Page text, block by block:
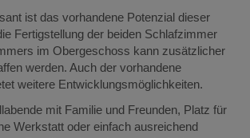
ist das vorhandene Potenzial dieser
Fertigstellung der beiden Schlafzimmer
im Obergeschoss kann zusätzlicher
werden. Auch der vorhandene
weitere Entwicklungsmöglichkeiten.
mit Familie und Freunden, Platz für
Werkstatt oder einfach ausreichend